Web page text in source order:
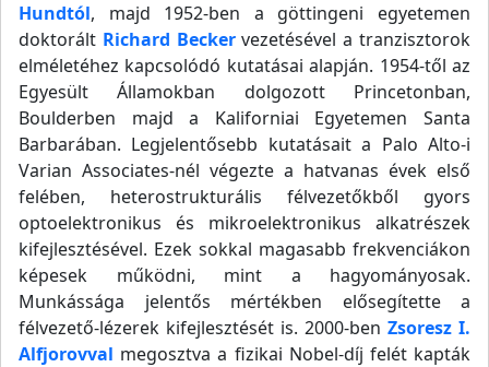
Hundtól, majd 1952-ben a göttingeni egyetemen
doktorált Richard Beckervezetésével a tranzisztorok
elméletéhez kapcsolódó kutatásai alapján. 1954-től az
Egyesült Államokban dolgozott Princetonban,
Boulderben majd a Kaliforniai Egyetemen Santa
Barbarában. Legjelentősebb kutatásait a Palo Alto-i
Varian Associates-nél végezte a hatvanas évek első
felében, heterostrukturális félvezetőkből gyors
optoelektronikus és mikroelektronikus alkatrészek
kifejlesztésével. Ezek sokkal magasabb frekvenciákon
képesek működni, mint a hagyományosak.
Munkássága jelentős mértékben elősegítette a
félvezető-lézerek kifejlesztését is. 2000-ben Zsoresz I.
Alfjorovval megosztva a fizikai Nobel-díj felét kapták